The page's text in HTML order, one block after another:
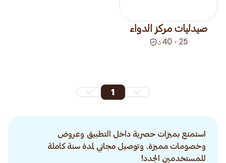
صيدليات مركز الدواء
25 - 40 د
1
استمتع بميزات حصرية داخل التطبيق وعروض
وخصومات مميزة. وتوصيل مجاني لمدة سنة كاملة
للمستخدمين الجدد!